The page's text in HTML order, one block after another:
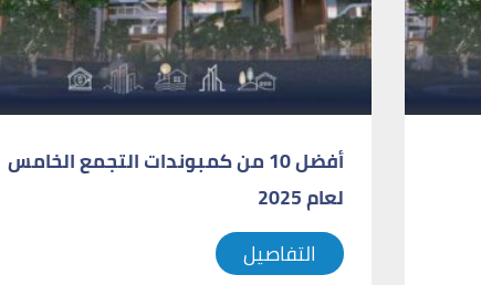
أفضل 10 من كمبوندات التجمع الخامس
لعام 2025
التفاصيل